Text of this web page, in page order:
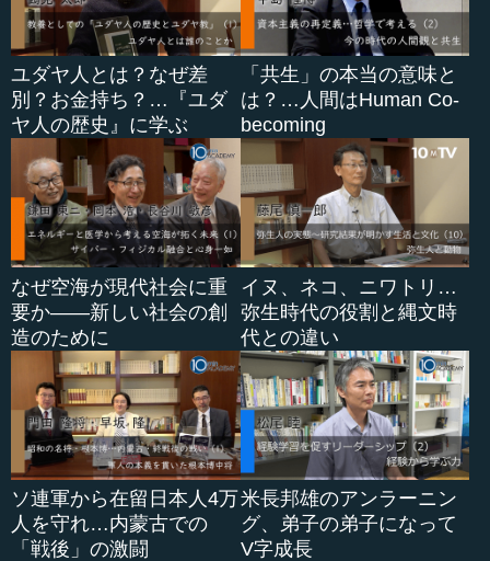
ユダヤ人とは？なぜ差
別？お金持ち？…『ユダ
ヤ人の歴史』に学ぶ
「共生」の本当の意味と
は？…人間はHuman Co-
becoming
なぜ空海が現代社会に重
要か――新しい社会の創
造のために
イヌ、ネコ、ニワトリ…
弥生時代の役割と縄文時
代との違い
ソ連軍から在留日本人4万
人を守れ…内蒙古での
「戦後」の激闘
米長邦雄のアンラーニン
グ、弟子の弟子になって
V字成長